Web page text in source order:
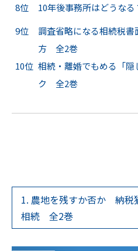
8位
10年後事務所はどうな
9位
調査省略になる相続税
方 全2巻
10位 相続・離婚でもめる「
ク 全2巻
1. 農地を残すか否か 納
相続 全2巻